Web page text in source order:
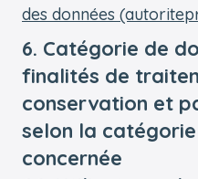
des données
6. Catégorie de
finalités de
conservation et
selon la
concernée